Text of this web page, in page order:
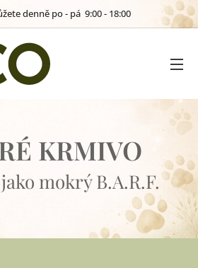
denně po - pá 9:00 - 18:00
KRMIVO
mokrý B.A.R.F.